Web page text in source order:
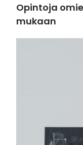
Opintoja
mukaan